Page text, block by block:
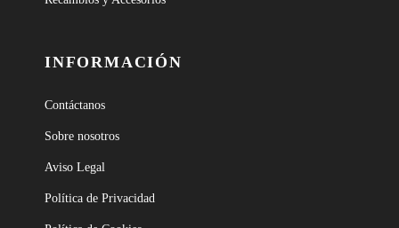
INFORMACIÓN
Contáctanos
Sobre nosotros
Aviso Legal
Política de Privacidad